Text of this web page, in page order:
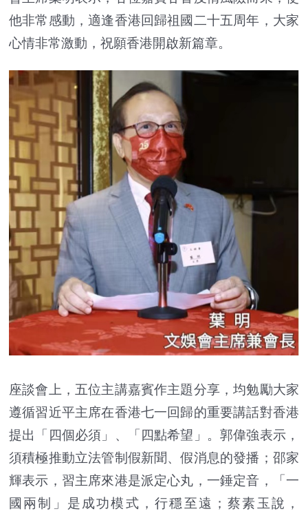
他非常感動，適逢香港回歸祖國二十五周年，大家
心情非常激動，祝願香港開啟新篇章。
座談會上，五位主講嘉賓作主題分享，均勉勵大家
遵循習近平主席在香港七一回歸的重要講話對香港
提出「四個必須」、「四點希望」。郭偉強表示，
須積極推動立法管制假新聞、假消息的發播；邵家
輝表示，習主席來港是派定心丸，一錘定音，「一
國兩制」是成功模式，行穩至遠；蔡素玉說，